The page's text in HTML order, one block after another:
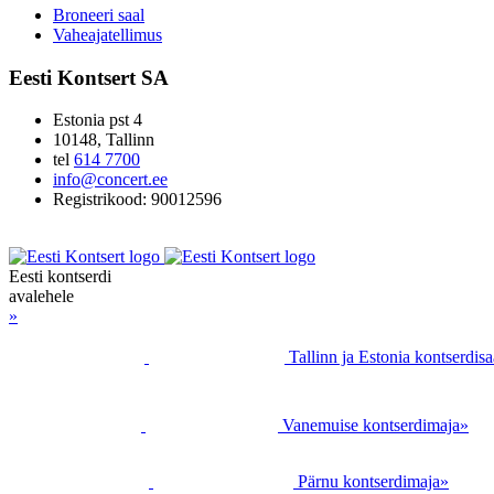
Broneeri saal
Vaheajatellimus
Eesti Kontsert SA
Estonia pst 4
10148, Tallinn
tel 614 7700
info@concert.ee
Registrikood: 90012596
Eesti kontserdi
avalehele
»
Tallinn ja Estonia
Vanemuise kontserdimaja»
Pärnu kontserdimaja»